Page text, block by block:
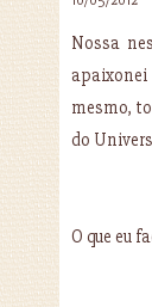
Nossa
mesmo,
do
O que eu